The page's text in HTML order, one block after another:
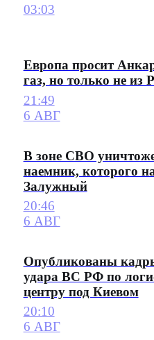
03:03
Европа просит
газ, но только не из
21:49
6 АВГ
В зоне СВО
наемник, которого
Залужный
20:46
6 АВГ
Опубликованы
удара ВС РФ по
центру под Киевом
20:10
6 АВГ